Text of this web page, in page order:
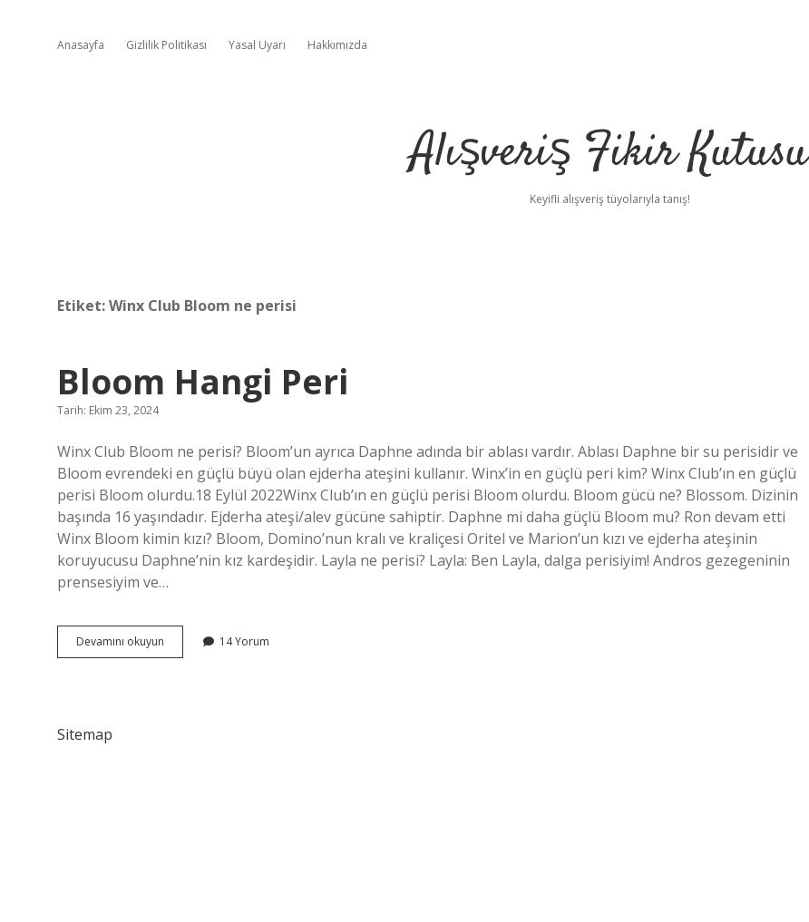
Anasayfa Gizlilik Politikası Yasal Uyarı Hakkımızda
Alışveriş Fikir Kutusu
Keyifli alışveriş tüyolarıyla tanış!
Etiket:Winx Club Bloom ne perisi
Bloom Hangi Peri
Tarih: Ekim 23, 2024
Winx Club Bloom ne perisi? Bloom’un ayrıca Daphne adında bir ablası vardır. Ablası Daphne bir su perisidir ve
Bloom evrendeki en güçlü büyü olan ejderha ateşini kullanır. Winx’in en güçlü peri kim? Winx Club’ın en güçlü
perisi Bloom olurdu.18 Eylül 2022Winx Club’ın en güçlü perisi Bloom olurdu. Bloom gücü ne? Blossom. Dizinin
başında 16 yaşındadır. Ejderha ateşi/alev gücüne sahiptir. Daphne mi daha güçlü Bloom mu? Ron devam etti
Winx Bloom kimin kızı? Bloom, Domino’nun kralı ve kraliçesi Oritel ve Marion’un kızı ve ejderha ateşinin
koruyucusu Daphne’nin kız kardeşidir. Layla ne perisi? Layla: Ben Layla, dalga perisiyim! Andros gezegeninin
prensesiyim ve…
Devamını okuyun
Hangi
14 Yorum
Sitemap